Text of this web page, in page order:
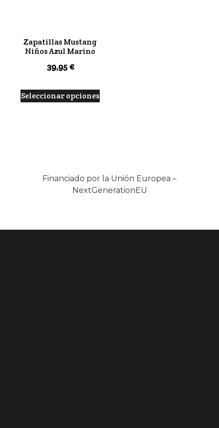
Zapatillas Mustang
Niños Azul Marino
39,95€
Seleccionar opciones
Financiado por la Unión Europea –
NextGenerationEU